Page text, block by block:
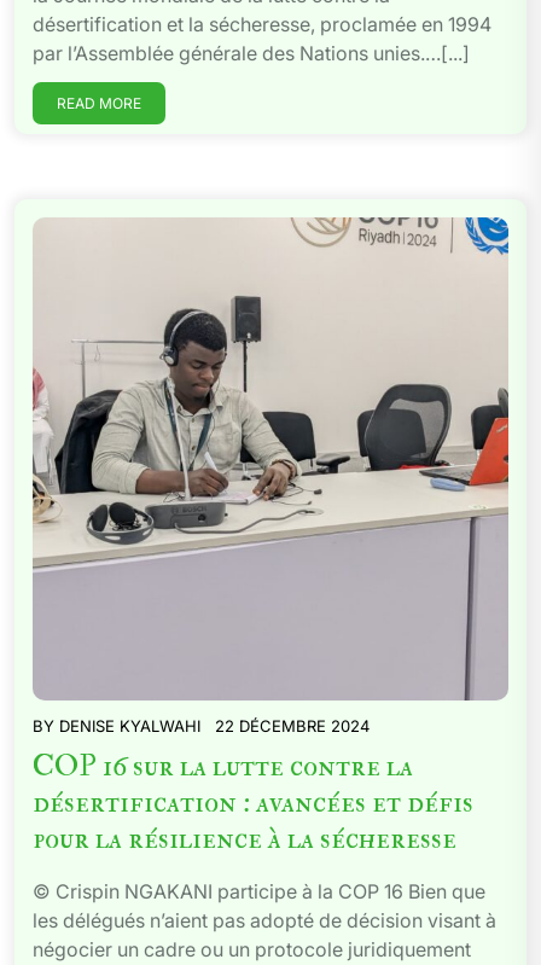
désertification et la sécheresse, proclamée en 1994
par l’Assemblée générale des Nations unies.…[...]
READ MORE
BY DENISE KYALWAHI 22 DÉCEMBRE 2024
COP 16 sur la lutte contre la
désertification : avancées et défis
pour la résilience à la sécheresse
© Crispin NGAKANI participe à la COP 16 Bien que
les délégués n’aient pas adopté de décision visant à
négocier un cadre ou un protocole juridiquement